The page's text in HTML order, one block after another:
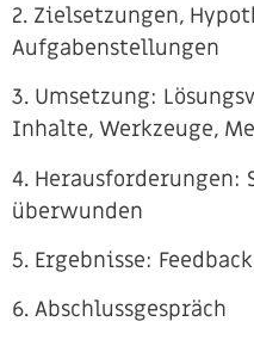
2. Zielsetzungen,
Aufgabenstellungen
3. Umsetzung:
Inhalte, Werkzeuge,
4.
überwunden
5. Ergebnisse:
6. Abschlussgespräch